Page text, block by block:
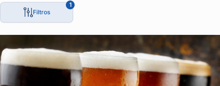
Filtros
1
Un servicio fundamental para servir a tus invitados.